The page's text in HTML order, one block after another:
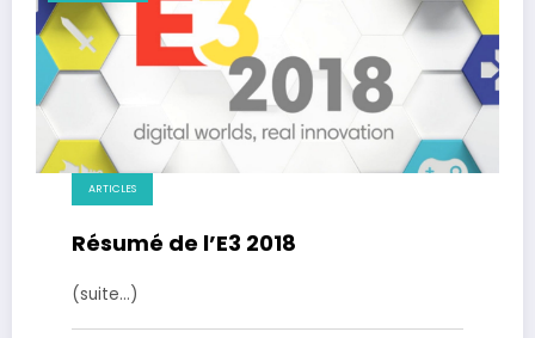
ARTICLES
Résumé de l’E3 2018
(suite…)